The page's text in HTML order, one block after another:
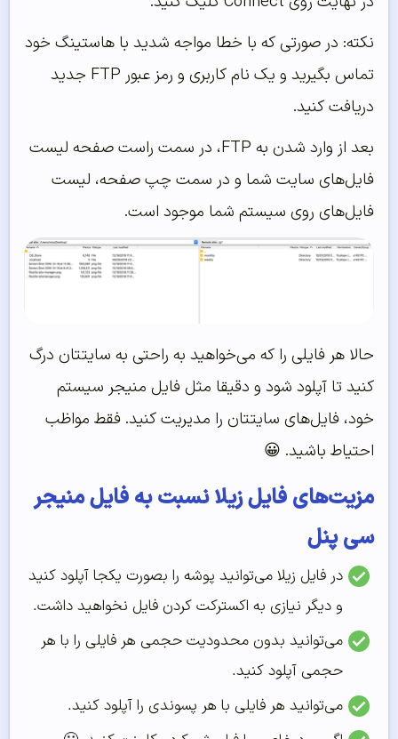
نکته: در صورتی که با خطا مواجه شدید با هاستینگ خود
تماس بگیرید و یک نام کاربری و رمز عبور FTP جدید
دریافت کنید.
بعد از وارد شدن به FTP، در سمت راست صفحه لیست
فایل‌های سایت شما و در سمت چپ صفحه، لیست
فایل‌های روی سیستم شما موجود است.
حالا هر فایلی را که می‌خواهید به راحتی به سایتتان درگ
کنید تا آپلود شود و دقیقا مثل فایل منیجر سیستم
خود، فایل‌های سایتتان را مدیریت کنید. فقط مواظب
احتیاط باشید. 😀
مزیت‌های فایل زیلا نسبت به فایل منیجر
سی پنل
در فایل زیلا می‌توانید پوشه را بصورت یکجا آپلود کنید
و دیگر نیازی به اکسترکت کردن فایل نخواهید داشت.
می‌توانید بدون محدودیت حجمی هر فایلی را با هر
حجمی آپلود کنید.
می‌توانید هر فایلی با هر پسوندی را آپلود کنید.